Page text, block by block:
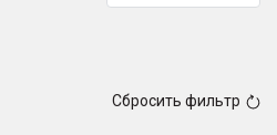
Сбросить фильтр